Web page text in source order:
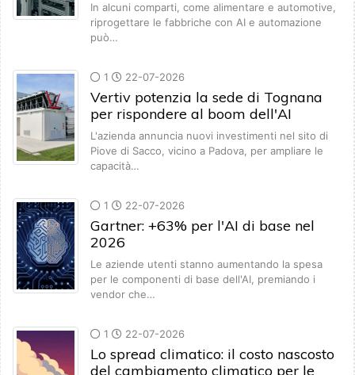
In alcuni comparti, come alimentare e automotive,
riprogettare le fabbriche con AI e automazione
può…
1 22-07-2026
Vertiv potenzia la sede di Tognana
per rispondere al boom dell'AI
L'azienda annuncia nuovi investimenti nel sito di
Piove di Sacco, vicino a Padova, per ampliare le
capacità…
1 22-07-2026
Gartner: +63% per l'AI di base nel
2026
Le aziende utenti stanno aumentando la spesa
per le componenti di base dell'AI, premiando i
vendor che…
1 22-07-2026
Lo spread climatico: il costo nascosto
del cambiamento climatico per le